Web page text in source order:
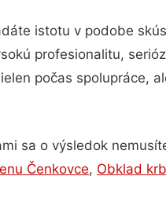
istotu v podobe
profesionalitu,
počas spolupráce,
sa o výsledok
Čenkovce, Obklad